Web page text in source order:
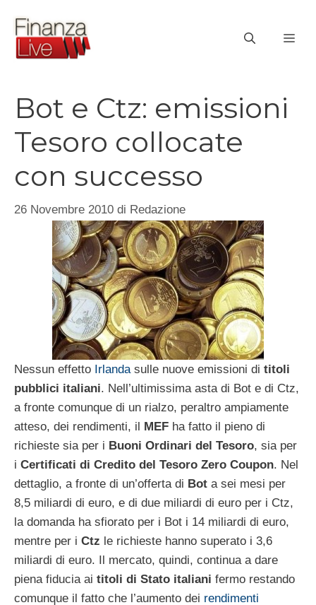
contenuto
Bot e Ctz: emissioni
Tesoro collocate
con successo
26 Novembre 2010 di Redazione
Nessun effetto Irlandasulle nuove emissioni di titoli
pubblici italiani. Nell’ultimissima asta di Bot e di Ctz,
a fronte comunque di un rialzo, peraltro ampiamente
atteso, dei rendimenti, il MEF ha fatto il pieno di
richieste sia per i Buoni Ordinari del Tesoro, sia per
i Certificati di Credito del Tesoro Zero Coupon. Nel
dettaglio, a fronte di un’offerta di Bot a sei mesi per
8,5 miliardi di euro, e di due miliardi di euro per i Ctz,
la domanda ha sfiorato per i Bot i 14 miliardi di euro,
mentre per i Ctz le richieste hanno superato i 3,6
miliardi di euro. Il mercato, quindi, continua a dare
piena fiducia ai titoli di Stato italiani fermo restando
comunque il fatto che l’aumento dei rendimenti